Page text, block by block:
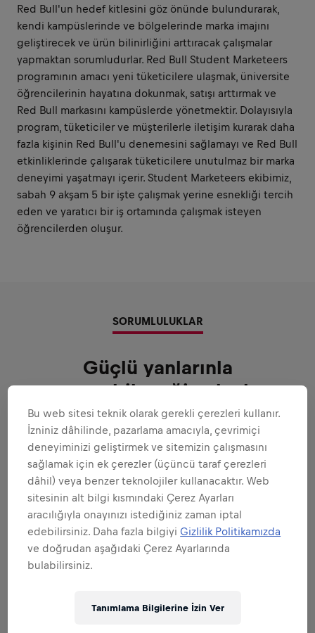
Red Bull'un hedef kitlesini göz önünde bulundurarak,
kendi kampüslerinde ve bölgelerinde marka imajını
geliştirecek ve ürün bilinirliğini arttıracak çalışmalar
yapmaktan sorumludurlar. Red Bull Student Marketeers
programının amacı yeni tüketicilere ulaşmak, üniversite
öğrencilerinin hayatına dokunmak, satışı arttırmak ve
Red Bull markasını kampüslerde yönetmektir. Dolayısıyla
program, tüketiciler ve müşterilerle iletişim kurarak daha
fazla kişinin Red Bull'u denemesini sağlamayı ve Red Bull
etkinliklerinde çalışarak tüketicilere unutulmaz bir marka
deneyimi yaşatmayı içerir. Student Marketeers ekibimiz,
sabah 9 akşam 5 bir işte çalışmak yerine esnekliği tercih
eden ve yaratıcı bir iş ortamında çalışmak isteyen
öğrencilerden oluşur.
SORUMLULUKLAR
Güçlü yanlarınla
oynayabileceğin alanlar
Sana güvenebileceğimiz tüm sorumluluklar
Hepsini genişlet
MARKA VE ÜRÜNÜN ELÇİSİ OLMAK
SATIŞTA UZMANLAŞMAK
Bu web sitesi teknik olarak gerekli çerezleri kullanır.
İzniniz dâhilinde, pazarlama amacıyla, çevrimiçi
deneyiminizi geliştirmek ve sitemizin çalışmasını
sağlamak için ek çerezler (üçüncü taraf çerezleri
dâhil) veya benzer teknolojiler kullanacaktır. Web
sitesinin alt bilgi kısmındaki Çerez Ayarları
aracılığıyla onayınızı istediğiniz zaman iptal
edebilirsiniz. Daha fazla bilgiyi Gizlilik Politikamızda
ve doğrudan aşağıdaki Çerez Ayarlarında
bulabilirsiniz.
Tanımlama Bilgilerine İzin Ver